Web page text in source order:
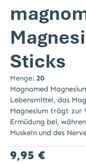
Sticks
Menge: 20
Magnomed
Lebensmittel, das
Magnesium trägt zur
Ermüdung bei,
Muskeln und des
Regulärer Preis:
9,95 €